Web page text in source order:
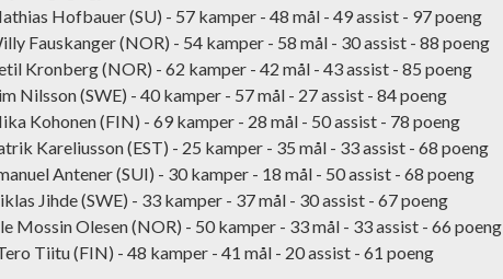
Hofbauer (SU) - 57 kamper - 48 mål - 49 assist - 97 poeng
Fauskanger (NOR) - 54 kamper - 58 mål - 30 assist - 88 poeng
Kronberg (NOR) - 62 kamper - 42 mål - 43 assist - 85 poeng
Nilsson (SWE) - 40 kamper - 57 mål - 27 assist - 84 poeng
Kohonen (FIN) - 69 kamper - 28 mål - 50 assist - 78 poeng
Kareliusson (EST) - 25 kamper - 35 mål - 33 assist - 68 poeng
Antener (SUI) - 30 kamper - 18 mål - 50 assist - 68 poeng
Jihde (SWE) - 33 kamper - 37 mål - 30 assist - 67 poeng
Mossin Olesen (NOR) - 50 kamper - 33 mål - 33 assist - 66 poeng
Tiitu (FIN) - 48 kamper - 41 mål - 20 assist - 61 poeng